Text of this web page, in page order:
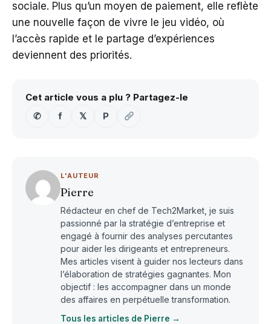
sociale. Plus qu’un moyen de paiement, elle reflète
une nouvelle façon de vivre le jeu vidéo, où
l’accès rapide et le partage d’expériences
deviennent des priorités.
Cet article vous a plu ? Partagez-le
✆
f 𝕏 P
L'AUTEUR
Pierre
Rédacteur en chef de Tech2Market, je suis
passionné par la stratégie d’entreprise et
engagé à fournir des analyses percutantes
pour aider les dirigeants et entrepreneurs.
Mes articles visent à guider nos lecteurs dans
l’élaboration de stratégies gagnantes. Mon
objectif : les accompagner dans un monde
des affaires en perpétuelle transformation.
Tous les articles de Pierre →